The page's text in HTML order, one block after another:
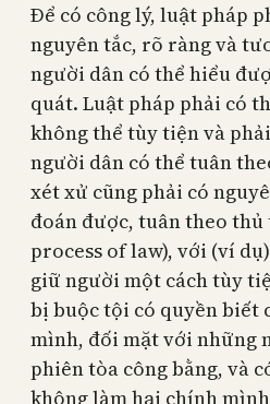
Để có công lý, luật pháp
nguyên tắc, rõ ràng và
người dân có thể hiểu
quát. Luật pháp phải có
không thể tùy tiện và
người dân có thể tuân
xét xử cũng phải có
đoán được, tuân theo thủ
process of law), với (ví
giữ người một cách tùy
bị buộc tội có quyền biết
mình, đối mặt với những
phiên tòa công bằng, và
không làm hại chính